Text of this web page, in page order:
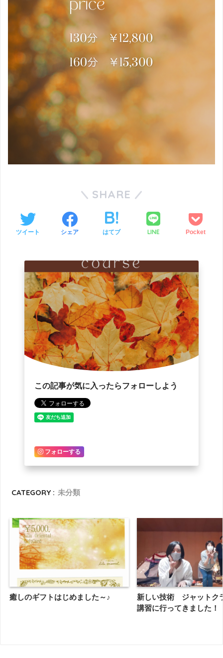
SHARE
ツイート シェア はてブ LINE Pocket
この記事が気に入ったらフォローしよう
フォローする
CATEGORY : 未分類
癒しのギフトはじめました～♪
新しい技術 ジャットク
講習に行ってきました！